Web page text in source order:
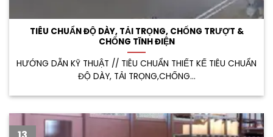
TIÊU CHUẨN ĐỘ DÀY, TẢI TRỌNG, CHỐNG TRƯỢT &
CHỐNG TĨNH ĐIỆN
HƯỚNG DẪN KỸ THUẬT // TIÊU CHUẨN THIẾT KẾ TIÊU CHUẨN
ĐỘ DÀY, TẢI TRỌNG,CHỐNG...